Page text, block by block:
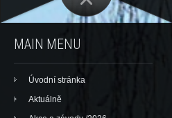
MAIN MENU
Úvodní stránka
Aktuálně